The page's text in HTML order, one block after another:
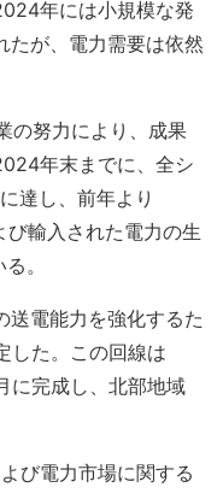
年には小規模な発
たが、電力需要は依然
の努力により、成果
年末までに、全シ
達し、前年より
輸入された電力の生
。
送電能力を強化するた
した。この回線は
に完成し、北部地域
び電力市場に関する